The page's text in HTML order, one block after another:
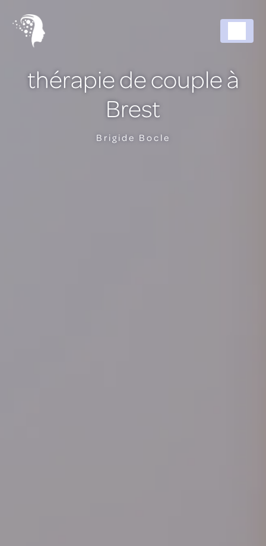
thérapie de couple à
Brest
Brigide Bocle